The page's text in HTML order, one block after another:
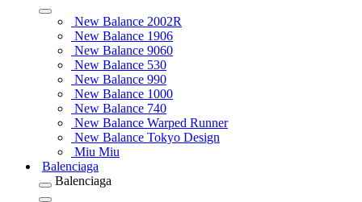
New Balance 2002R
New Balance 1906
New Balance 9060
New Balance 530
New Balance 990
New Balance 1000
New Balance 740
New Balance Warped Runner
New Balance Tokyo Design
Miu Miu
Balenciaga
Balenciaga